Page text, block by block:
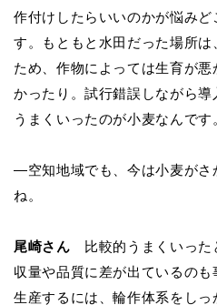
作付けしたらいいのかが悩み
す。もともと水田だった場所
ため、作物によっては生育が
かったり。試行錯誤しながら
うまくいったのが小麦なんです
―空知地域でも、今は小麦がさ
ね。
尾崎さん 比較的うまくいった
収量や品質に差が出ているの
生産するには、輪作体系をしっ